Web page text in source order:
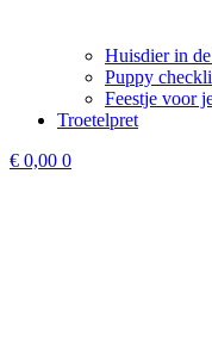
Huisdier in
Puppy
Feestje voor
Troetelpret
€ 0,00 0